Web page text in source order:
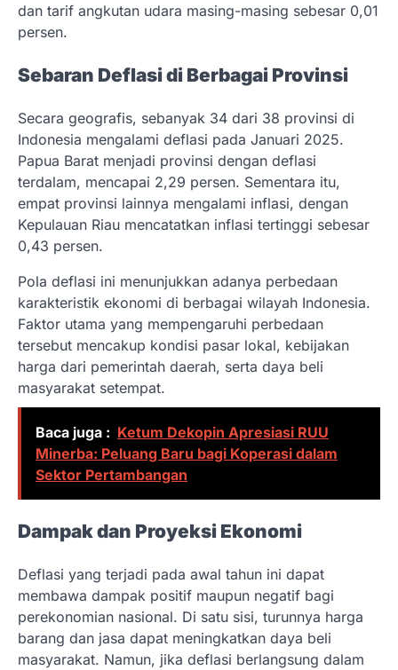
dan tarif angkutan udara masing-masing sebesar 0,01
persen.
Sebaran Deflasi di Berbagai Provinsi
Secara geografis, sebanyak 34 dari 38 provinsi di
Indonesia mengalami deflasi pada Januari 2025.
Papua Barat menjadi provinsi dengan deflasi
terdalam, mencapai 2,29 persen. Sementara itu,
empat provinsi lainnya mengalami inflasi, dengan
Kepulauan Riau mencatatkan inflasi tertinggi sebesar
0,43 persen.
Pola deflasi ini menunjukkan adanya perbedaan
karakteristik ekonomi di berbagai wilayah Indonesia.
Faktor utama yang mempengaruhi perbedaan
tersebut mencakup kondisi pasar lokal, kebijakan
harga dari pemerintah daerah, serta daya beli
masyarakat setempat.
Baca juga : Ketum Dekopin Apresiasi RUU
Minerba: Peluang Baru bagi Koperasi dalam
Sektor Pertambangan
Dampak dan Proyeksi Ekonomi
Deflasi yang terjadi pada awal tahun ini dapat
membawa dampak positif maupun negatif bagi
perekonomian nasional. Di satu sisi, turunnya harga
barang dan jasa dapat meningkatkan daya beli
masyarakat. Namun, jika deflasi berlangsung dalam